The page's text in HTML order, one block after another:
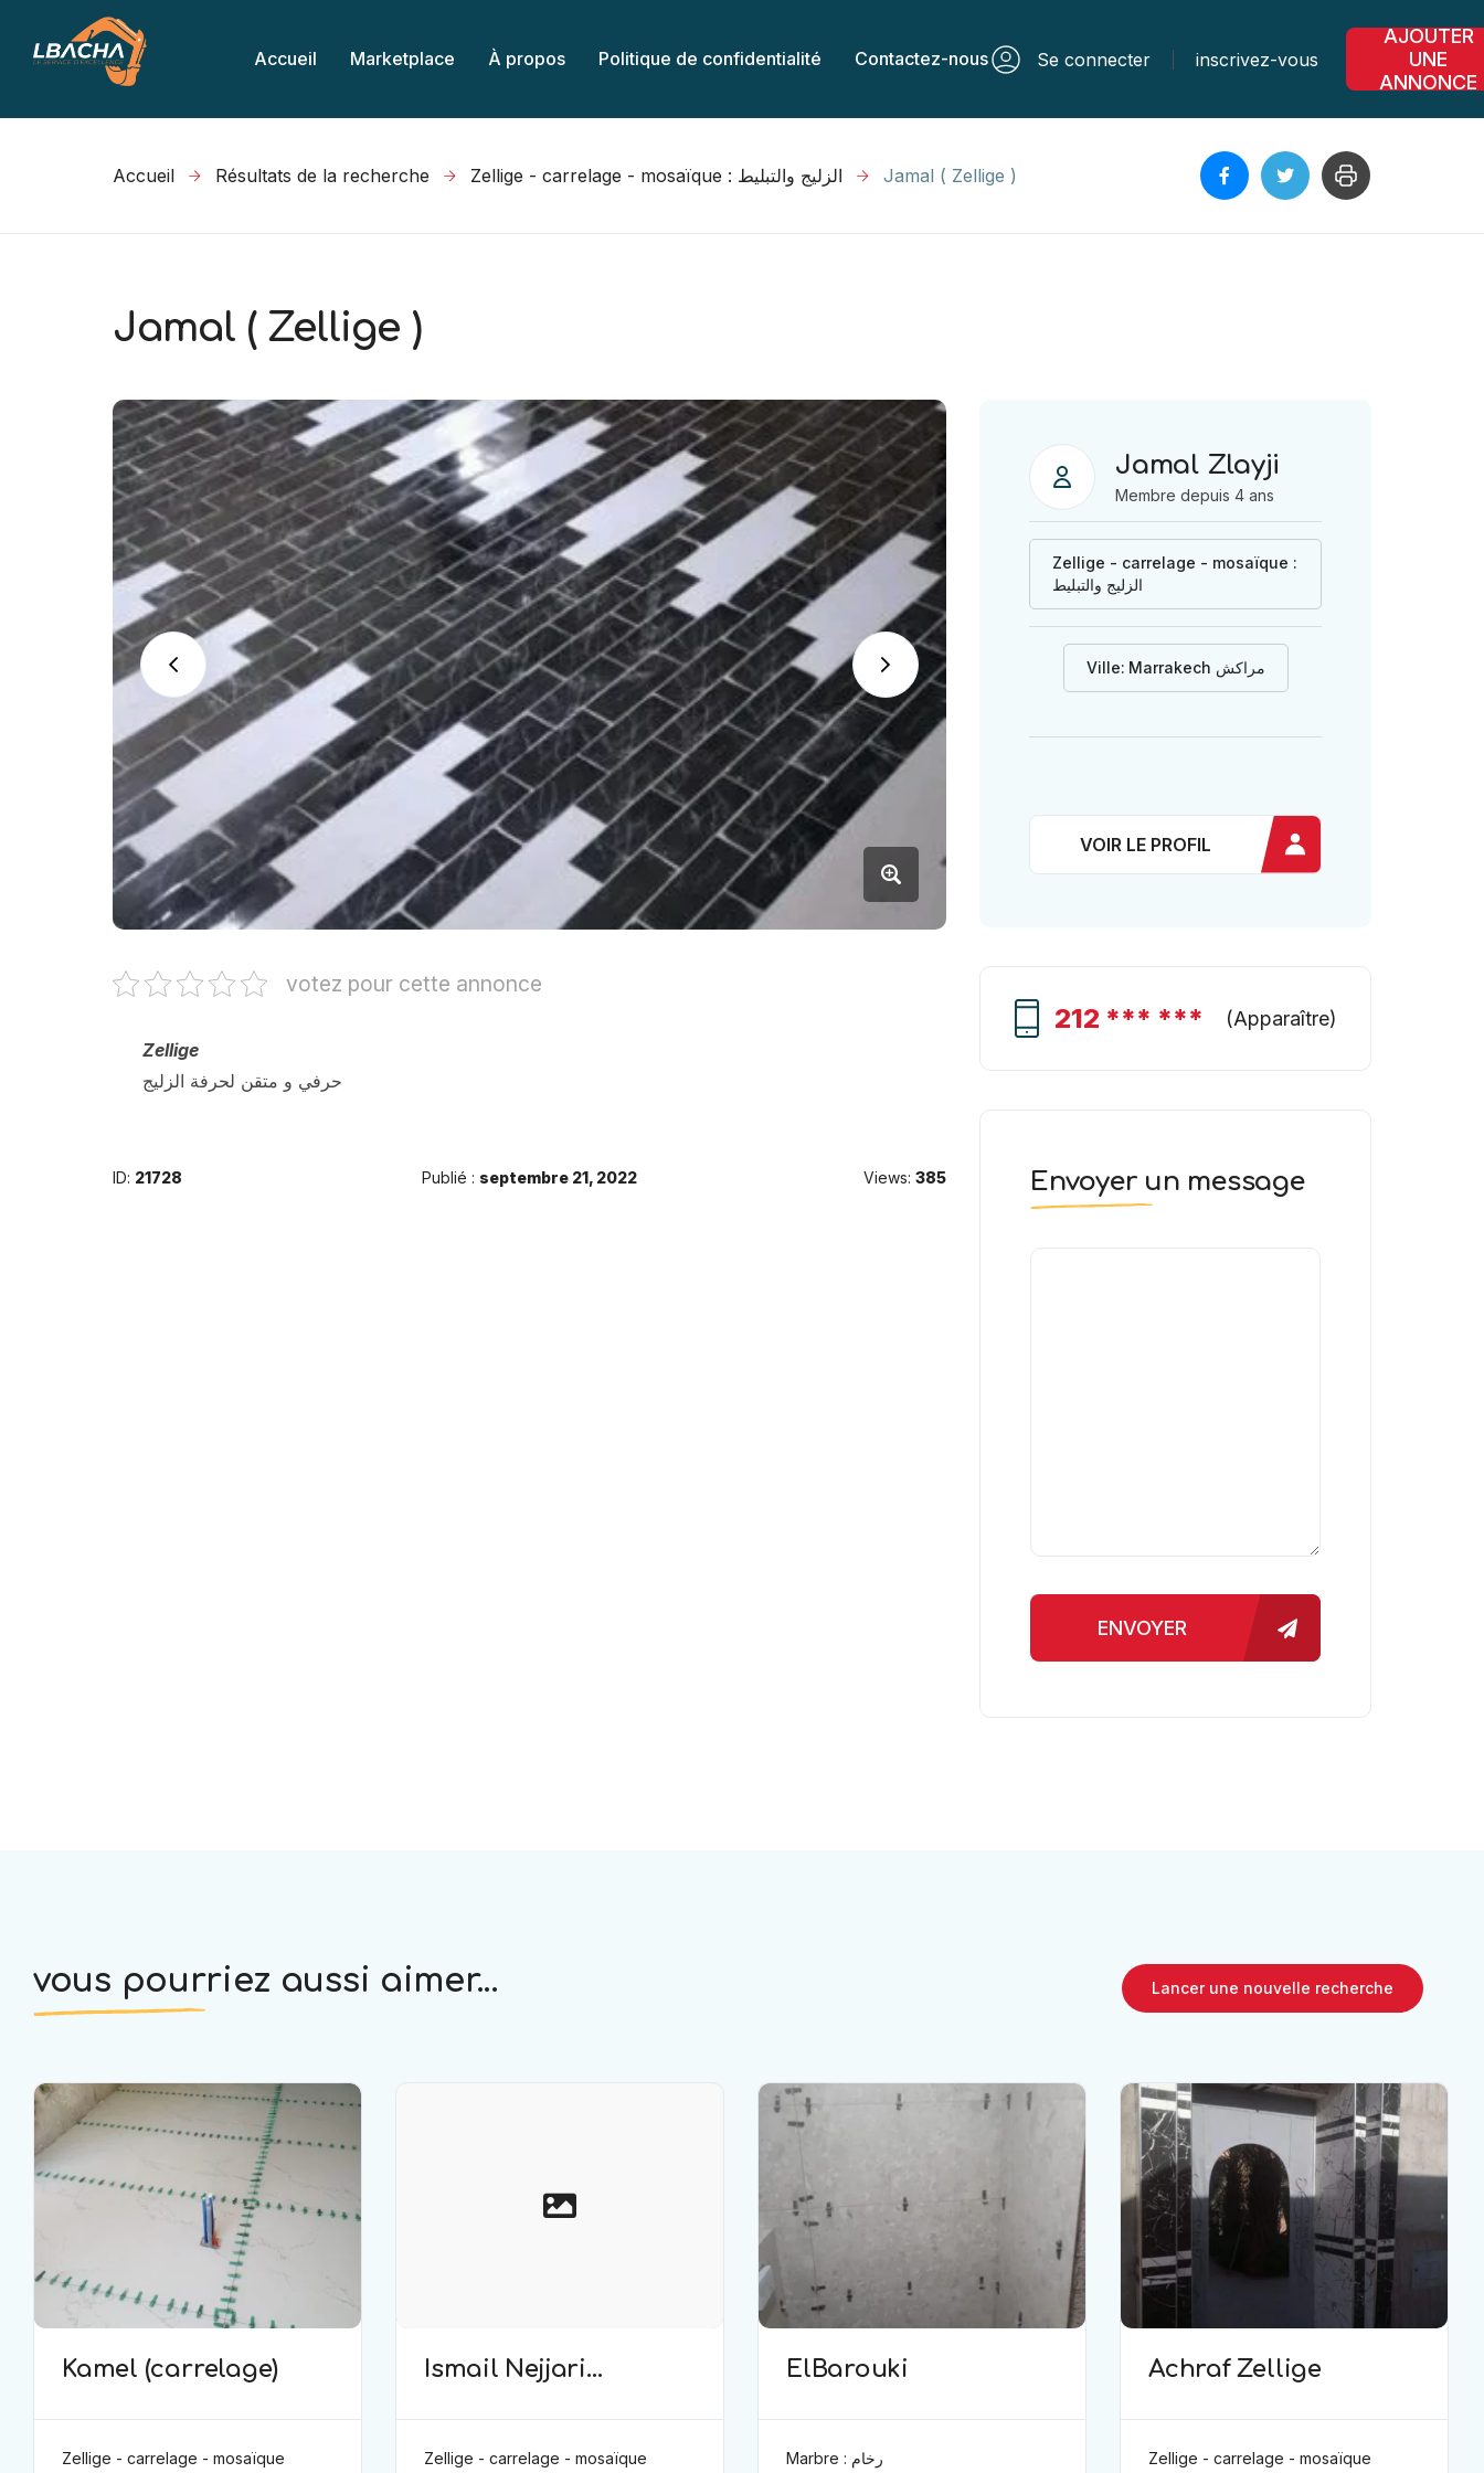
Accueil Marketplace À propos Politique de confidentialité Contactez-nous Se connecter inscrivez-vous
AJOUTER
UNE
ANNONCE
Accueil Résultats de la recherche Zellige - carrelage - mosaïque : الزليج والتبليط Jamal ( Zellige )
Jamal ( Zellige )
votez pour cette annonce
Zellige
حرفي و متقن لحرفة الزليج
ID: 21728 Publié : septembre 21, 2022 Views: 385
Jamal Zlayji
Membre depuis 4 ans
Zellige - carrelage - mosaïque :
الزليج والتبليط
Ville: Marrakech مراكش
VOIR LE PROFIL
212 *** *** (Apparaître)
Envoyer un message
ENVOYER
vous pourriez aussi aimer... Lancer une nouvelle recherche
Kamel (carrelage)
Zellige - carrelage - mosaïque
Ismail Nejjari
Zellige - carrelage - mosaïque
ElBarouki
Marbre : رخام
Achraf Zellige
Zellige - carrelage - mosaïque